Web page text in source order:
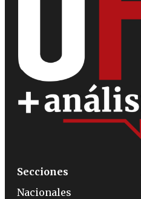
Secciones
Nacionales